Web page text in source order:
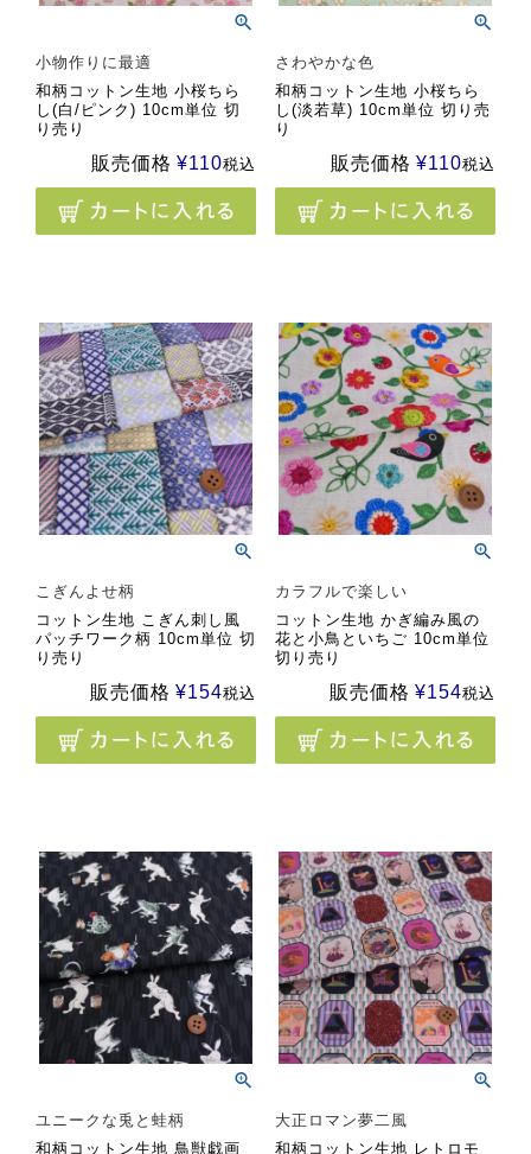
小物作りに最適
和柄コットン生地 小桜ちら
し(白/ピンク) 10cm単位 切
り売り
販売価格 ¥110税込
さわやかな色
和柄コットン生地 小桜ちら
し(淡若草) 10cm単位 切り売
り
販売価格 ¥110税込
こぎんよせ柄
コットン生地 こぎん刺し風
パッチワーク柄 10cm単位 切
り売り
販売価格 ¥154税込
カラフルで楽しい
コットン生地 かぎ編み風の
花と小鳥といちご 10cm単位
切り売り
販売価格 ¥154税込
ユニークな兎と蛙柄
和柄コットン生地 鳥獣戯画
大正ロマン夢二風
和柄コットン生地 レトロモ